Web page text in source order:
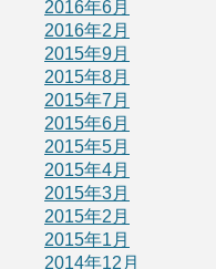
2016年6月
2016年2月
2015年9月
2015年8月
2015年7月
2015年6月
2015年5月
2015年4月
2015年3月
2015年2月
2015年1月
2014年12月